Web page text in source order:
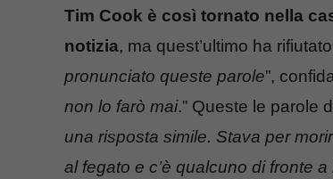
Tim Cook è così tornato nella
notizia, ma quest’ultimo ha
pronunciato queste parole”,
non lo farò mai.” Queste le parole
una risposta simile. Stava per
al fegato e c’è qualcuno di fronte